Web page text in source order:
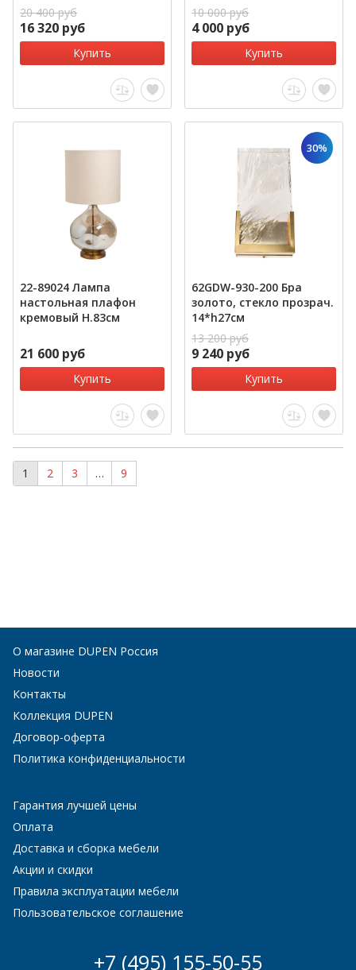
20 400 руб
16 320 руб
Купить
10 000 руб
4 000 руб
Купить
22-89024 Лампа
настольная плафон
кремовый Н.83см
21 600 руб
Купить
30%
62GDW-930-200 Бра
золото, стекло прозрач.
14*h27см
13 200 руб
9 240 руб
Купить
1 2 3 … 9
О магазине DUPEN Россия
Новости
Контакты
Коллекция DUPEN
Договор-оферта
Политика конфиденциальности
Гарантия лучшей цены
Оплата
Доставка и сборка мебели
Акции и скидки
Правила эксплуатации мебели
Пользовательское соглашение
+7 (495) 155-50-55